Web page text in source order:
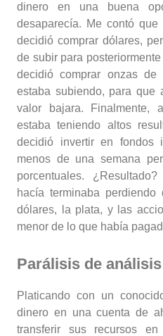
dinero en una buena
desaparecía. Me contó
decidió comprar dólares,
de subir para
decidió comprar onzas
estaba subiendo, para que
valor bajara. Finalmente,
estaba teniendo altos
decidió invertir en fondos
menos de una semana
porcentuales.
hacía terminaba
dólares, la plata, y las
menor de lo que había
Parálisis de análisis
Platicando con un
dinero en una cuenta de
transferir sus recursos